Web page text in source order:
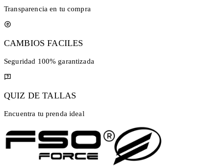
Transparencia en tu compra
CAMBIOS FACILES
Seguridad 100% garantizada
QUIZ DE TALLAS
Encuentra tu prenda ideal